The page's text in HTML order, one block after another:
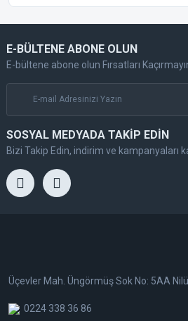
E-BÜLTENE ABONE OLUN
E-bültene abone olun Fırsatları
SOSYAL MEDYADA TAKİP EDİN
Bizi Takip Edin, indirim ve kampanyaları
Üçevler Mah. Üngörmüş Sok No: 5AA
0224 338 36 86